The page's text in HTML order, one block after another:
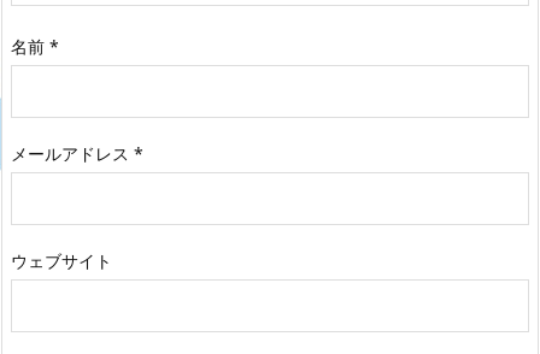
名前 *
メールアドレス *
ウェブサイト